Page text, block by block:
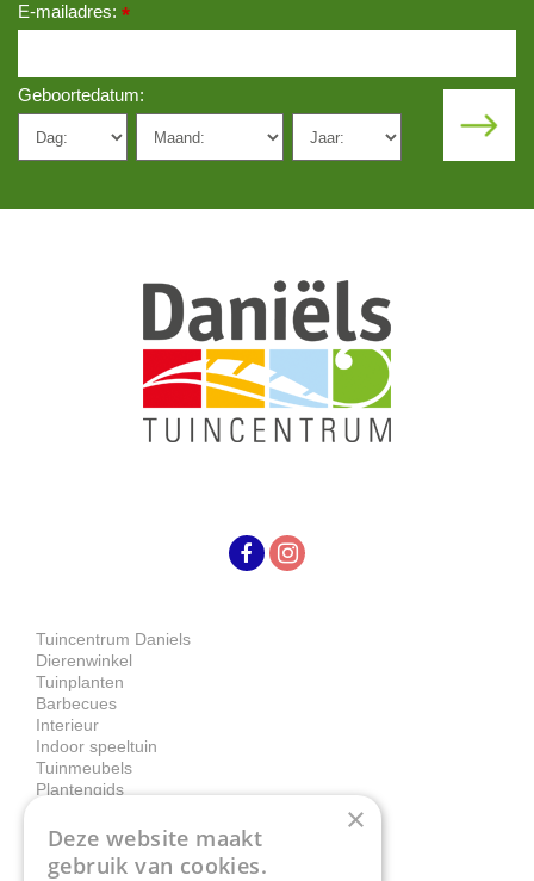
E-mailadres: *
Geboortedatum:
Tuincentrum Daniels
Dierenwinkel
Tuinplanten
Barbecues
Interieur
Indoor speeltuin
Tuinmeubels
Plantengids
Contact
×
Deze website maakt
gebruik van cookies.